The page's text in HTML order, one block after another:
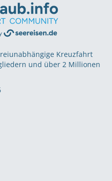
Kreuzfahrt
und über 2 Millionen